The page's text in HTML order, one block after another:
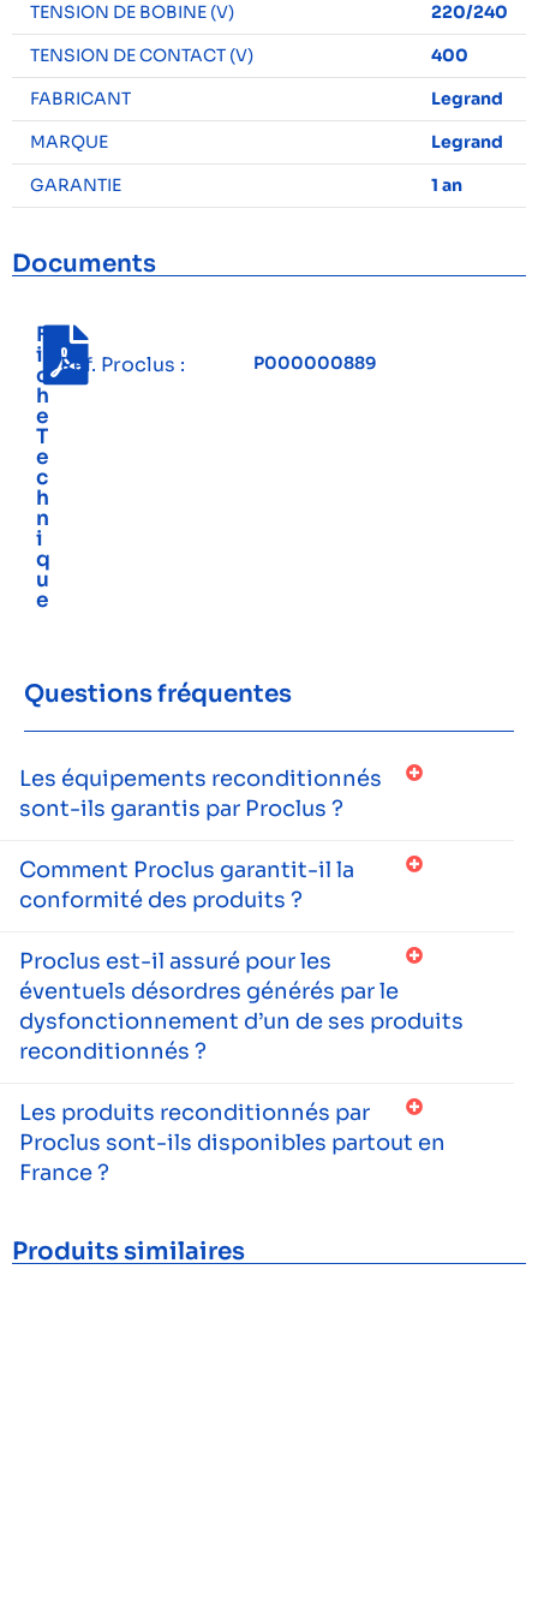
TENSION DE BOBINE (V)
220/240
TENSION DE CONTACT (V)
400
FABRICANT
Legrand
MARQUE
Legrand
GARANTIE
1 an
Documents
F
i
c
h
e
T
e
c
h
n
i
q
u
e
Réf. Proclus : P000000889
Questions fréquentes
Les équipements reconditionnés
sont-ils garantis par Proclus ?
Comment Proclus garantit-il la
conformité des produits ?
Proclus est-il assuré pour les
éventuels désordres générés par le
dysfonctionnement d’un de ses produits
reconditionnés ?
Les produits reconditionnés par
Proclus sont-ils disponibles partout en
France ?
Produits similaires